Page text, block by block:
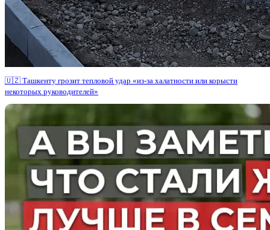
🇺🇿 Ташкенту грозит тепловой удар «из-за халатности или корысти
некоторых руководителей»